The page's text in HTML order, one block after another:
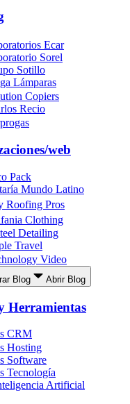
Ecar
Sorel
Sotillo
Lámparas
Copiers
Recio
web
Pack
Mundo Latino
Roofing Pros
Clothing
Detailing
Travel
Video
Blog Abrir Blog
Herramientas
CRM
Hosting
Software
Tecnología
Artificial